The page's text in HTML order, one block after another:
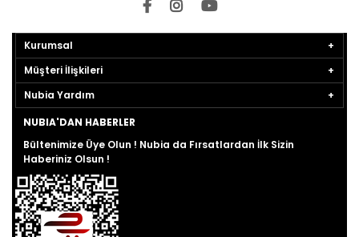
Kurumsal
Müşteri İlişkileri
Nubia Yardım
NUBIA'DAN HABERLER
Bültenimize Üye Olun ! Nubia da Fırsatlardan İlk Sizin
Haberiniz Olsun !